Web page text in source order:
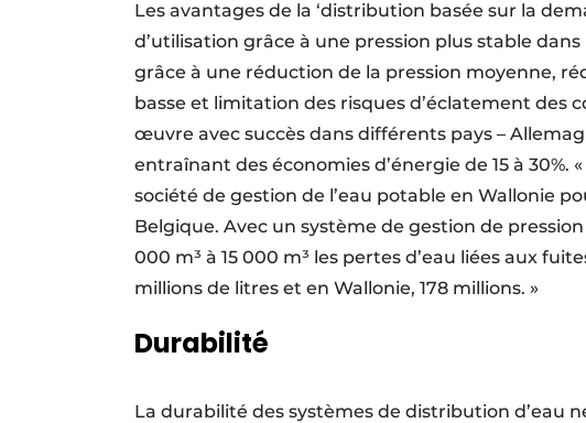
Les avantages de la ‘distribution basée sur la
d’utilisation grâce à une pression plus stable
grâce à une réduction de la pression moyenne,
basse et limitation des risques d’éclatement des
œuvre avec succès dans différents pays –
entraînant des économies d’énergie de 15 à
société de gestion de l’eau potable en Wallonie
Belgique. Avec un système de gestion de
000 m³ à 15 000 m³ les pertes d’eau liées aux
millions de litres et en Wallonie, 178 millions. »
Durabilité
La durabilité des systèmes de distribution d’eau